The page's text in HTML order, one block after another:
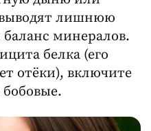
лишнюю
минералов.
белка (его
отёки), включите